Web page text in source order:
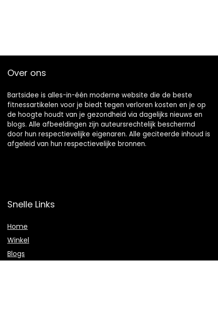
Over ons
Bartsidee is alles-in-één moderne website die de beste
fitnessartikelen voor je biedt tegen verloren kosten en je op
de hoogte houdt van je gezondheid via dagelijks nieuws en
blogs. Alle afbeeldingen zijn auteursrechtelijk beschermd
door hun respectievelijke eigenaren. Alle geciteerde inhoud is
afgeleid van hun respectievelijke bronnen.
Snelle Links
Home
Winkel
Blogs